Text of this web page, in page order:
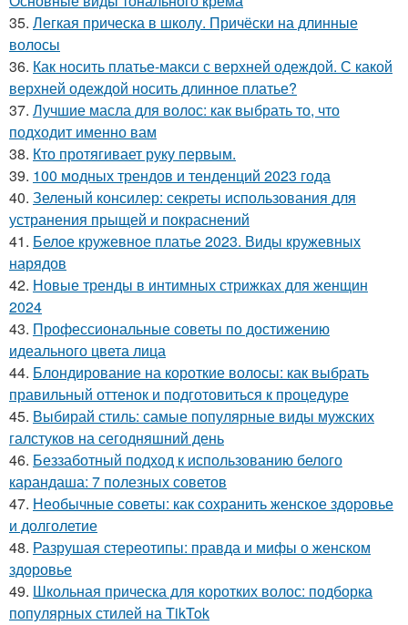
35. Легкая прическа в школу. Причёски на длинные
волосы
36. Как носить платье-макси с верхней одеждой. С какой
верхней одеждой носить длинное платье?
37. Лучшие масла для волос: как выбрать то, что
подходит именно вам
38. Кто протягивает руку первым.
39. 100 модных трендов и тенденций 2023 года
40. Зеленый консилер: секреты использования для
устранения прыщей и покраснений
41. Белое кружевное платье 2023. Виды кружевных
нарядов
42. Новые тренды в интимных стрижках для женщин
2024
43. Профессиональные советы по достижению
идеального цвета лица
44. Блондирование на короткие волосы: как выбрать
правильный оттенок и подготовиться к процедуре
45. Выбирай стиль: самые популярные виды мужских
галстуков на сегодняшний день
46. Беззаботный подход к использованию белого
карандаша: 7 полезных советов
47. Необычные советы: как сохранить женское здоровье
и долголетие
48. Разрушая стереотипы: правда и мифы о женском
здоровье
49. Школьная прическа для коротких волос: подборка
популярных стилей на TikTok